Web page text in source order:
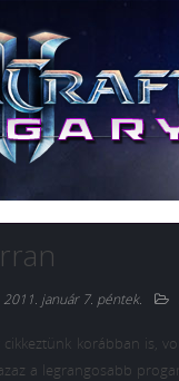
2011. január 7. péntek.
cikkeztünk korábban is,
a legrangosabb